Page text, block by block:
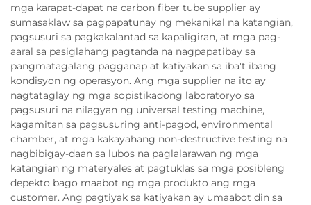
mga karapat-dapat na carbon fiber tube supplier ay
sumasaklaw sa pagpapatunay ng mekanikal na katangian,
pagsusuri sa pagkakalantad sa kapaligiran, at mga pag-
aaral sa pasiglahang pagtanda na nagpapatibay sa
pangmatagalang pagganap at katiyakan sa iba't ibang
kondisyon ng operasyon. Ang mga supplier na ito ay
nagtataglay ng mga sopistikadong laboratoryo sa
pagsusuri na nilagyan ng universal testing machine,
kagamitan sa pagsusuring anti-pagod, environmental
chamber, at mga kakayahang non-destructive testing na
nagbibigay-daan sa lubos na paglalarawan ng mga
katangian ng materyales at pagtuklas sa mga posibleng
depekto bago maabot ng mga produkto ang mga
customer. Ang pagtiyak sa katiyakan ay umaabot din sa